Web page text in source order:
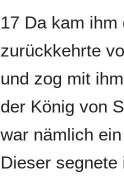
17 Da kam
zurückkehrte
und zog mit
der König von
war nämlich
Dieser